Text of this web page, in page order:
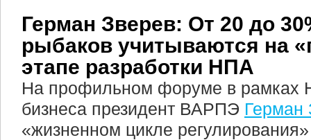
Герман Зверев: От 20 до
рыбаков учитываются на
этапе разработки НПА
На профильном форуме в рамках
бизнеса президент ВАРПЭ Герман
«жизненном цикле